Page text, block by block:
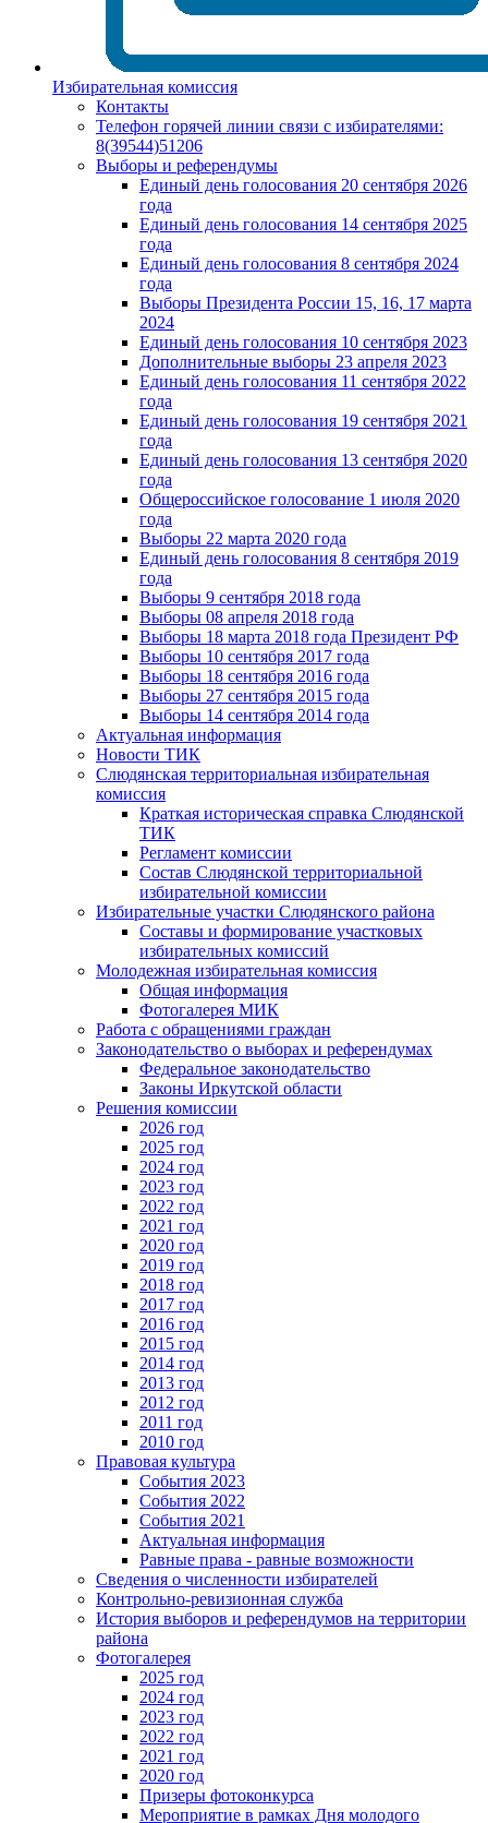
Избирательная комиссия
Контакты
Телефон горячей линии связи с избирателями:
8(39544)51206
Выборы и референдумы
Единый день голосования 20 сентября 2026
года
Единый день голосования 14 сентября 2025
года
Единый день голосования 8 сентября 2024
года
Выборы Президента России 15, 16, 17 марта
2024
Единый день голосования 10 сентября 2023
Дополнительные выборы 23 апреля 2023
Единый день голосования 11 сентября 2022
года
Единый день голосования 19 сентября 2021
года
Единый день голосования 13 сентября 2020
года
Общероссийское голосование 1 июля 2020
года
Выборы 22 марта 2020 года
Единый день голосования 8 сентября 2019
года
Выборы 9 сентября 2018 года
Выборы 08 апреля 2018 года
Выборы 18 марта 2018 года Президент РФ
Выборы 10 сентября 2017 года
Выборы 18 сентября 2016 года
Выборы 27 сентября 2015 года
Выборы 14 сентября 2014 года
Актуальная информация
Новости ТИК
Слюдянская территориальная избирательная
комиссия
Краткая историческая справка Слюдянской
ТИК
Регламент комиссии
Состав Слюдянской территориальной
избирательной комиссии
Избирательные участки Слюдянского района
Составы и формирование участковых
избирательных комиссий
Молодежная избирательная комиссия
Общая информация
Фотогалерея МИК
Работа с обращениями граждан
Законодательство о выборах и референдумах
Федеральное законодательство
Законы Иркутской области
Решения комиссии
2026 год
2025 год
2024 год
2023 год
2022 год
2021 год
2020 год
2019 год
2018 год
2017 год
2016 год
2015 год
2014 год
2013 год
2012 год
2011 год
2010 год
Правовая культура
События 2023
События 2022
События 2021
Актуальная информация
Равные права - равные возможности
Сведения о численности избирателей
Контрольно-ревизионная служба
История выборов и референдумов на территории
района
Фотогалерея
2025 год
2024 год
2023 год
2022 год
2021 год
2020 год
Призеры фотоконкурса
Мероприятие в рамках Дня молодого